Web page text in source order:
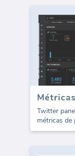
Twitter
métricas de